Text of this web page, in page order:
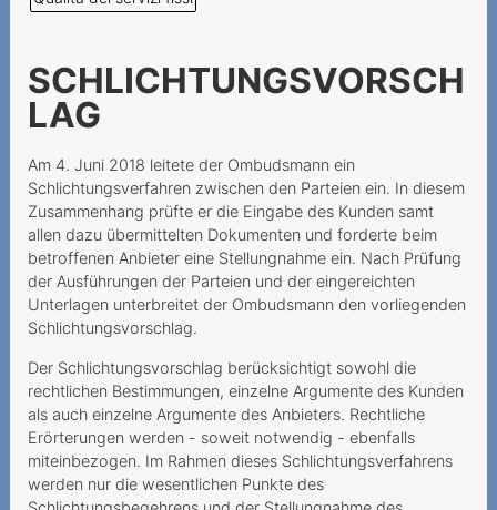
SCHLICHTUNGSVORSCH
LAG
Am 4. Juni 2018 leitete der Ombudsmann ein
Schlichtungsverfahren zwischen den Parteien ein. In diesem
Zusammenhang prüfte er die Eingabe des Kunden samt
allen dazu übermittelten Dokumenten und forderte beim
betroffenen Anbieter eine Stellungnahme ein. Nach Prüfung
der Ausführungen der Parteien und der eingereichten
Unterlagen unterbreitet der Ombudsmann den vorliegenden
Schlichtungsvorschlag.
Der Schlichtungsvorschlag berücksichtigt sowohl die
rechtlichen Bestimmungen, einzelne Argumente des Kunden
als auch einzelne Argumente des Anbieters. Rechtliche
Erörterungen werden - soweit notwendig - ebenfalls
miteinbezogen. Im Rahmen dieses Schlichtungsverfahrens
werden nur die wesentlichen Punkte des
auparavant
Mindestvertragsdauer
Keine
Laufzeitübereinstimmung
Rabatt und
Mindestvertragdauer
Keine Aufklärung über
Widerrufsrecht
Widerrufsrecht beim
telefonischen
Vertragsschluss
Le colis volé